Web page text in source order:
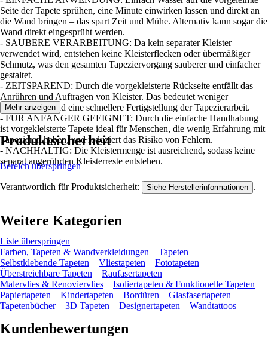
Seite der Tapete sprühen, eine Minute einwirken lassen und direkt an
die Wand bringen – das spart Zeit und Mühe. Alternativ kann sogar die
Wand direkt eingesprüht werden.
- SAUBERE VERARBEITUNG: Da kein separater Kleister
verwendet wird, entstehen keine Kleisterflecken oder übermäßiger
Schmutz, was den gesamten Tapeziervorgang sauberer und einfacher
gestaltet.
- ZEITSPAREND: Durch die vorgekleisterte Rückseite entfällt das
Anrühren und Auftragen von Kleister. Das bedeutet weniger
Vorbereitung und eine schnellere Fertigstellung der Tapezierarbeit.
- FÜR ANFÄNGER GEEIGNET: Durch die einfache Handhabung
ist vorgekleisterte Tapete ideal für Menschen, die wenig Erfahrung mit
Tapezieren haben, und reduziert das Risiko von Fehlern.
- NACHHALTIG: Die Kleistermenge ist ausreichend, sodass keine
separat angerührten Kleisterreste entstehen.
Mehr anzeigen
Produktsicherheit
Bereich überspringen
Verantwortlich für Produktsicherheit: Siehe Herstellerinformationen .
Weitere Kategorien
Liste überspringen
Farben, Tapeten & Wandverkleidungen
Tapeten
Selbstklebende Tapeten
Vliestapeten
Fototapeten
Überstreichbare Tapeten
Raufasertapeten
Malervlies & Renoviervlies
Isoliertapeten & Funktionelle Tapeten
Papiertapeten
Kindertapeten Bordüren
Glasfasertapeten
Tapetenbücher
3D Tapeten Designertapeten Wandtattoos
Kundenbewertungen